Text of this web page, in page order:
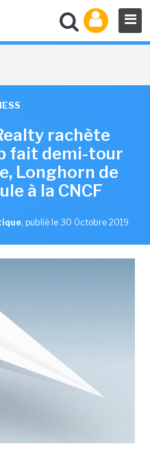
rachète
fait demi-tour
Longhorn de
à la CNCF
, publié le 30 Octobre 2019